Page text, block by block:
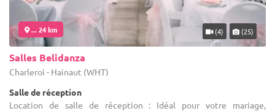
... 24 km (4) (25)
Salles Belidanza
Charleroi - Hainaut (WHT)
Salle de réception
Location de salle de réception : Idéal pour votre mariage,